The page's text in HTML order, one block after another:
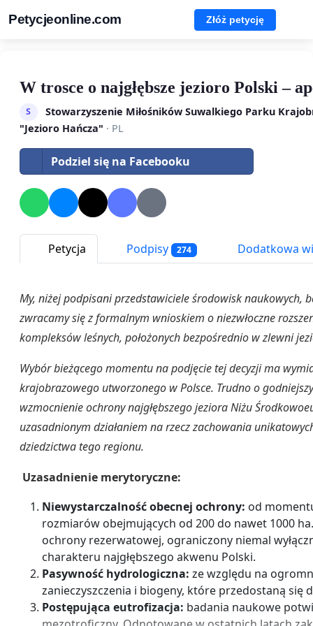
Petycjeonline.com Złóż petycję
W trosce o najgłębsze jezioro Polski –
S
Stowarzyszenie Miłośników Suwalkiego Parku
"Jezioro Hańcza" · PL
Podziel się na Facebooku
Petycja Podpisy 274 Dodatkowa
My, niżej podpisani przedstawiciele środowisk naukowych,
zwracamy się z formalnym wnioskiem o niezwłoczne
kompleksów leśnych, położonych bezpośrednio w zlewni
Wybór bieżącego momentu na podjęcie tej decyzji ma
krajobrazowego utworzonego w Polsce. Trudno o
wzmocnienie ochrony najgłębszego jeziora Niżu
uzasadnionym działaniem na rzecz zachowania
dziedzictwa tego regionu.
Uzasadnienie merytoryczne:
Niewystarczalność obecnej ochrony: od
rozmiarów obejmujących od 200 do nawet 1000
ochrony rezerwatowej, ograniczony niemal
charakteru najgłębszego akwenu Polski.
Pasywność hydrologiczna: ze względu na
zanieczyszczenia i biogeny, które przedostaną się
Postępująca eutrofizacja: badania naukowe